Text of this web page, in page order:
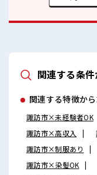
関連する条
関連する特徴か
諏訪市×未経験者OK
諏訪市×高収入
諏訪市×制服あり
諏訪市×染髪OK